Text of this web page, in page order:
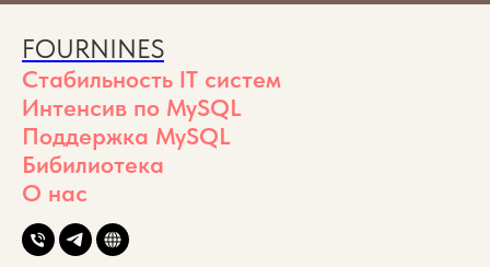
FOURNINES
Стабильность IT систем
Интенсив по MySQL
Поддержка MySQL
Бибилиотека
О нас